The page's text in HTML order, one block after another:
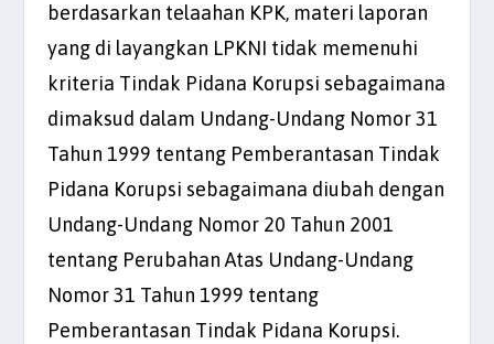
berdasarkan telaahan KPK, materi laporan
yang di layangkan LPKNI tidak memenuhi
kriteria Tindak Pidana Korupsi sebagaimana
dimaksud dalam Undang-Undang Nomor 31
Tahun 1999 tentang Pemberantasan Tindak
Pidana Korupsi sebagaimana diubah dengan
Undang-Undang Nomor 20 Tahun 2001
tentang Perubahan Atas Undang-Undang
Nomor 31 Tahun 1999 tentang
Pemberantasan Tindak Pidana Korupsi.